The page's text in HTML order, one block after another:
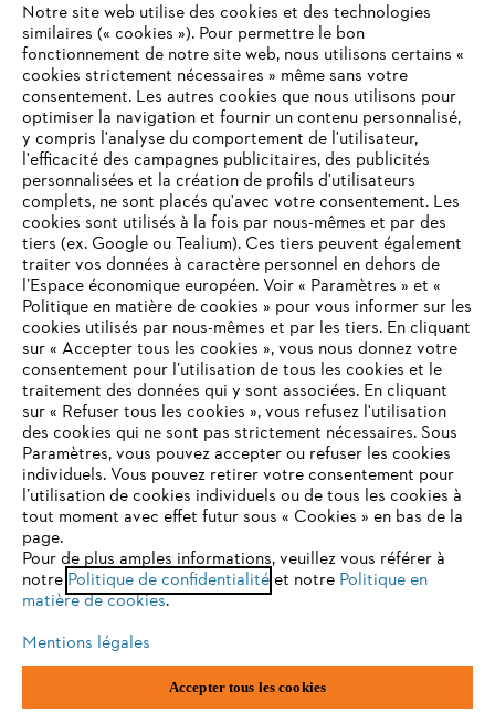
Carburants / huiles / détergents / graisses
Équipements de protection individuelle
Restez informé avec la newsletter STIHL
Adresse E-mail
S'inscrire
VOTRE NAVIGATEUR INTERNET
N'EST PLUS PRIS EN CHARGE
Vous utilisez un navigateur Internet que nous ne prenons plus
en charge, et certaines fonctionnalités de notre site ne
peuvent fonctionner correctement. Pour une utilisation
optimale de notre site, nous vous recommandons de passer à
l'un des navigateurs suivants :
firefox chrome
Notre site web utilise des cookies et des technologies
similaires (« cookies »). Pour permettre le bon
fonctionnement de notre site web, nous utilisons certains «
cookies strictement nécessaires » même sans votre
consentement. Les autres cookies que nous utilisons pour
optimiser la navigation et fournir un contenu personnalisé,
y compris l'analyse du comportement de l'utilisateur,
l'efficacité des campagnes publicitaires, des publicités
personnalisées et la création de profils d'utilisateurs
complets, ne sont placés qu'avec votre consentement. Les
cookies sont utilisés à la fois par nous-mêmes et par des
tiers (ex. Google ou Tealium). Ces tiers peuvent également
traiter vos données à caractère personnel en dehors de
l’Espace économique européen. Voir « Paramètres » et «
Politique en matière de cookies » pour vous informer sur les
cookies utilisés par nous-mêmes et par les tiers. En cliquant
sur « Accepter tous les cookies », vous nous donnez votre
consentement pour l’utilisation de tous les cookies et le
traitement des données qui y sont associées. En cliquant
sur « Refuser tous les cookies », vous refusez l'utilisation
des cookies qui ne sont pas strictement nécessaires. Sous
Paramètres, vous pouvez accepter ou refuser les cookies
individuels. Vous pouvez retirer votre consentement pour
l’utilisation de cookies individuels ou de tous les cookies à
tout moment avec effet futur sous « Cookies » en bas de la
page.
Pour de plus amples informations, veuillez vous référer à
notre Politique de confidentialitéet notre Politique en
matière de cookies.
Mentions légales
Accepter tous les cookies